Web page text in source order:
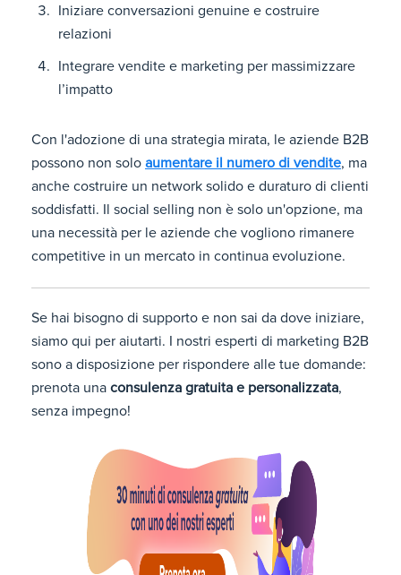
Iniziare conversazioni genuine e costruire
relazioni
Integrare vendite e marketing per massimizzare
l’impatto
Con l'adozione di una strategia mirata, le aziende B2B
possono non solo aumentare il numero di vendite, ma
anche costruire un network solido e duraturo di clienti
soddisfatti. Il social selling non è solo un'opzione, ma
una necessità per le aziende che vogliono rimanere
competitive in un mercato in continua evoluzione.
Se hai bisogno di supporto e non sai da dove iniziare,
siamo qui per aiutarti. I nostri esperti di marketing B2B
sono a disposizione per rispondere alle tue domande:
prenota una consulenza gratuita e personalizzata,
senza impegno!